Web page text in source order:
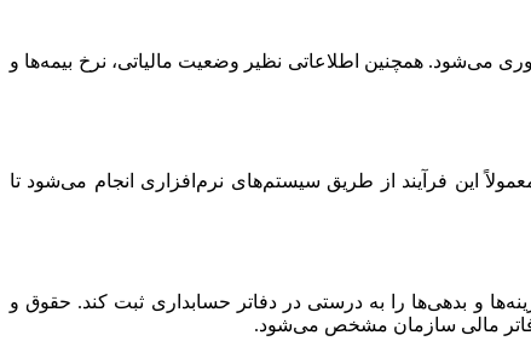
همچنین اطلاعاتی نظیر وضعیت مالیاتی، نرخ بیمه‌ها و
این فرآیند از طریق سیستم‌های نرم‌افزاری انجام می‌شود تا
و بدهی‌ها را به درستی در دفاتر حسابداری ثبت کند. حقوق و
دفاتر مالی سازمان مشخص می‌شود.